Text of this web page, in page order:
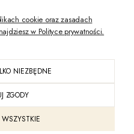
Premium
cookie oraz zasadach
w Polityce prywatności.
NIEZBĘDNE
ZGODY
WSZYSTKIE